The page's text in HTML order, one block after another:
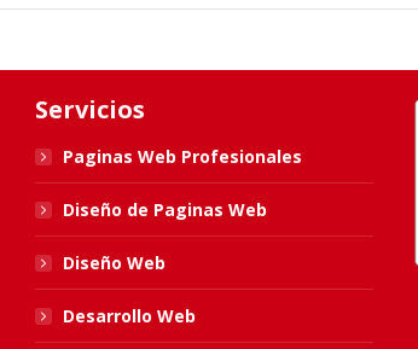
Servicios
Paginas Web Profesionales
Diseño de Paginas Web
Diseño Web
Desarrollo Web